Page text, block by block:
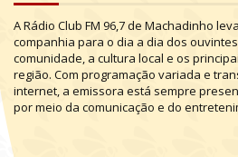
ARádio Club FM 96,7de Machadinho leva
companhia para o dia a dia dos
comunidade, a cultura local e os
região. Com programação variada e
internet, a emissora está sempre
pormeio da comunicação e do